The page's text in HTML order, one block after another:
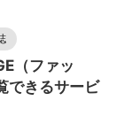
（ファッ
できるサービ